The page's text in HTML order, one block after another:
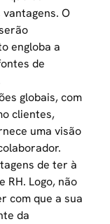
O
engloba a
de
globais, com
clientes,
uma visão
de ter à
RH. Logo, não
com que a sua
da